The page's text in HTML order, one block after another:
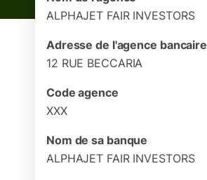
ALPHAJET FAIR INVESTORS
Adresse de l'agence bancaire
12 RUE BECCARIA
Code agence
XXX
Nom de sa banque
ALPHAJET FAIR INVESTORS